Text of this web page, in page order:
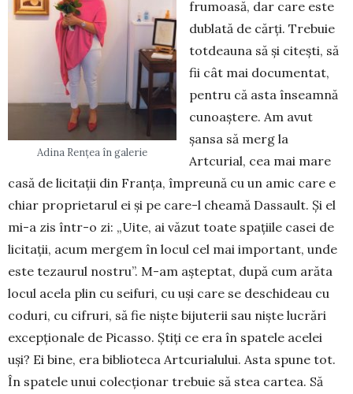
Adina Renţea în galerie
frumoasă, dar care este
dublată de cărți. Trebuie
totdeauna să şi citeşti, să
fii cât mai documentat,
pentru că asta înseamnă
cunoaştere. Am avut
şansa să merg la
Artcurial, cea mai mare
casă de licitaţii din Franţa, împreună cu un amic care e
chiar proprietarul ei şi pe care-l cheamă Dassault. Și el
mi-a zis într-o zi: „Uite, ai văzut toate spaţiile casei de
lici­taţii, acum mergem în locul cel mai impor­tant, unde
este tezau­rul nos­tru”. M-am aşteptat, după cum arăta
locul acela plin cu seifuri, cu uși care se deschideau cu
co­duri, cu cifruri, să fie nişte bijuterii sau nişte lu­crări
excepţio­nale de Picasso. Ştiţi ce era în spa­tele ace­lei
uşi? Ei bine, era biblioteca Artcuria­lu­lui. Asta spune tot.
În spatele unui colecţio­nar tre­buie să stea cartea. Să